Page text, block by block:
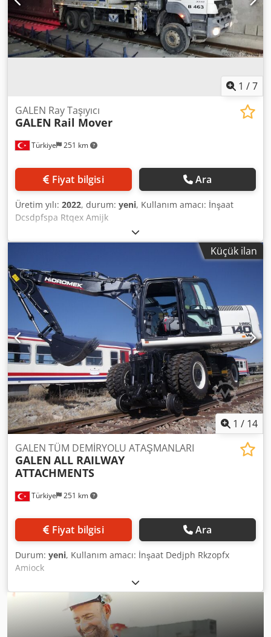
dipper arm - tires approx. 30% - good original condition -
Quick coupler, buckets, 3rd circuit, 4th circuit, heater, full
cab, air conditioning,
1 /7
Türkiye 251 km
GALEN Ray Taşıyıcı
GALEN Rail Mover
Fiyat bilgisi Ara
Üretim yılı: 2022, durum: yeni, Kullanım amacı: İnşaat
Dcsdpfspa Rtqex Amijk
Küçük ilan
1 / 14
Türkiye 251 km
GALEN TÜM DEMİRYOLU ATAŞMANLARI
GALEN ALL RAILWAY
ATTACHMENTS
Fiyat bilgisi Ara
Durum: yeni, Kullanım amacı: İnşaat Dedjph Rkzopfx
Amiock